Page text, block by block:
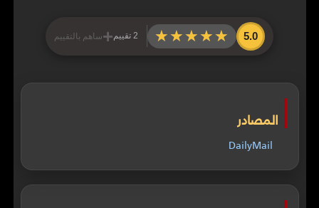
5.0
★★★★★
★★★★★ 2 تقييم +ساهم بالتقييم
المصادر
DailyMail